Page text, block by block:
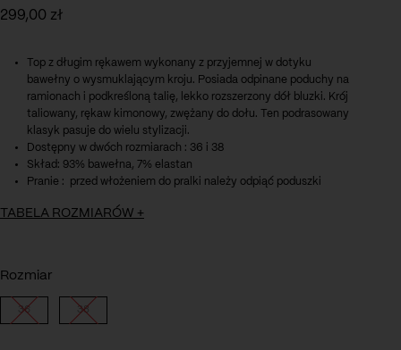
299,00 zł
Top z długim rękawem wykonany z przyjemnej w dotyku
bawełny o wysmuklającym kroju. Posiada odpinane poduchy na
ramionach i podkreśloną talię, lekko rozszerzony dół bluzki. Krój
taliowany, rękaw kimonowy, zwężany do dołu. Ten podrasowany
klasyk pasuje do wielu stylizacji.
Dostępny w dwóch rozmiarach : 36 i 38
Skład: 93% bawełna, 7% elastan
Pranie : przed włożeniem do pralki należy odpiąć poduszki
TABELA ROZMIARÓW +
Długość całkowita : 55 cm
Obwód w biuście : 86 cm
Obwód w talii : 77 cm
Rozmiar
36 38